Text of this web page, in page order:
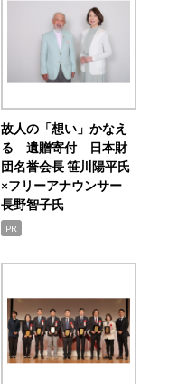
故人の「想い」かなえ
る 遺贈寄付 日本財
団名誉会長 笹川陽平氏
×フリーアナウンサー
長野智子氏
PR